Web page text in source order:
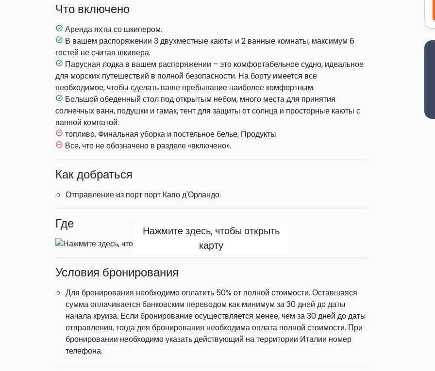
же предусмотрено посещение острова Липарис его маленькой рыбацкой
деревушкой и острова Вулкано.
Так как яхта предоставляется в эксклюзивное пользование, вы можете сами выбрать
маршрут следования и остановки.
Максимум 6 гостей на борту.
яхта предоставляется в эксклюзивное пользованиена 3 дня. Услуги
включены в стоимость.
Отправление: в 18.00 из порта Капо д'Орландо, навигация в направлении
заповедной зоны Эолийские острова. Возвращение: на третий день в 20.00 в Капо
д'Орландо.
Что включено
task_alt Аренда яхты со шкипером.
task_alt В вашем распоряжении 3 двухместные каюты и 2 ванные комнаты, максимум 6
гостей не считая шкипера.
task_alt Парусная лодка в вашем распоряжении – это комфортабельное судно, идеальное
для морских путешествий в полной безопасности. На борту имеется все
необходимое, чтобы сделать ваше пребывание наиболее комфортным.
task_alt Большой обеденный стол под открытым небом, много места для принятия
солнечных ванн, подушки и гамак, тент для защиты от солнца и просторные каюты с
ванной комнатой.
remove_circle_outline топливо, Финальная уборка и постельное белье, Продукты.
remove_circle_outline Все, что не обозначено в разделе «включено».
Как добраться
Отправление из порт порт Капо д'Орландо.
Где
Нажмите здесь, чтобы открыть
карту
Условия бронирования
Для бронирования необходимо оплатить 50% от полной стоимости. Оставшаяся
сумма оплачивается банковским переводом как минимум за 30 дней до даты
начала круиза. Если бронирование осуществляется менее, чем за 30 дней до даты
отправления, тогда для бронирования необходима оплата полной стоимости. При
бронировании необходимо указать действующий на территории Италии номер
телефона.